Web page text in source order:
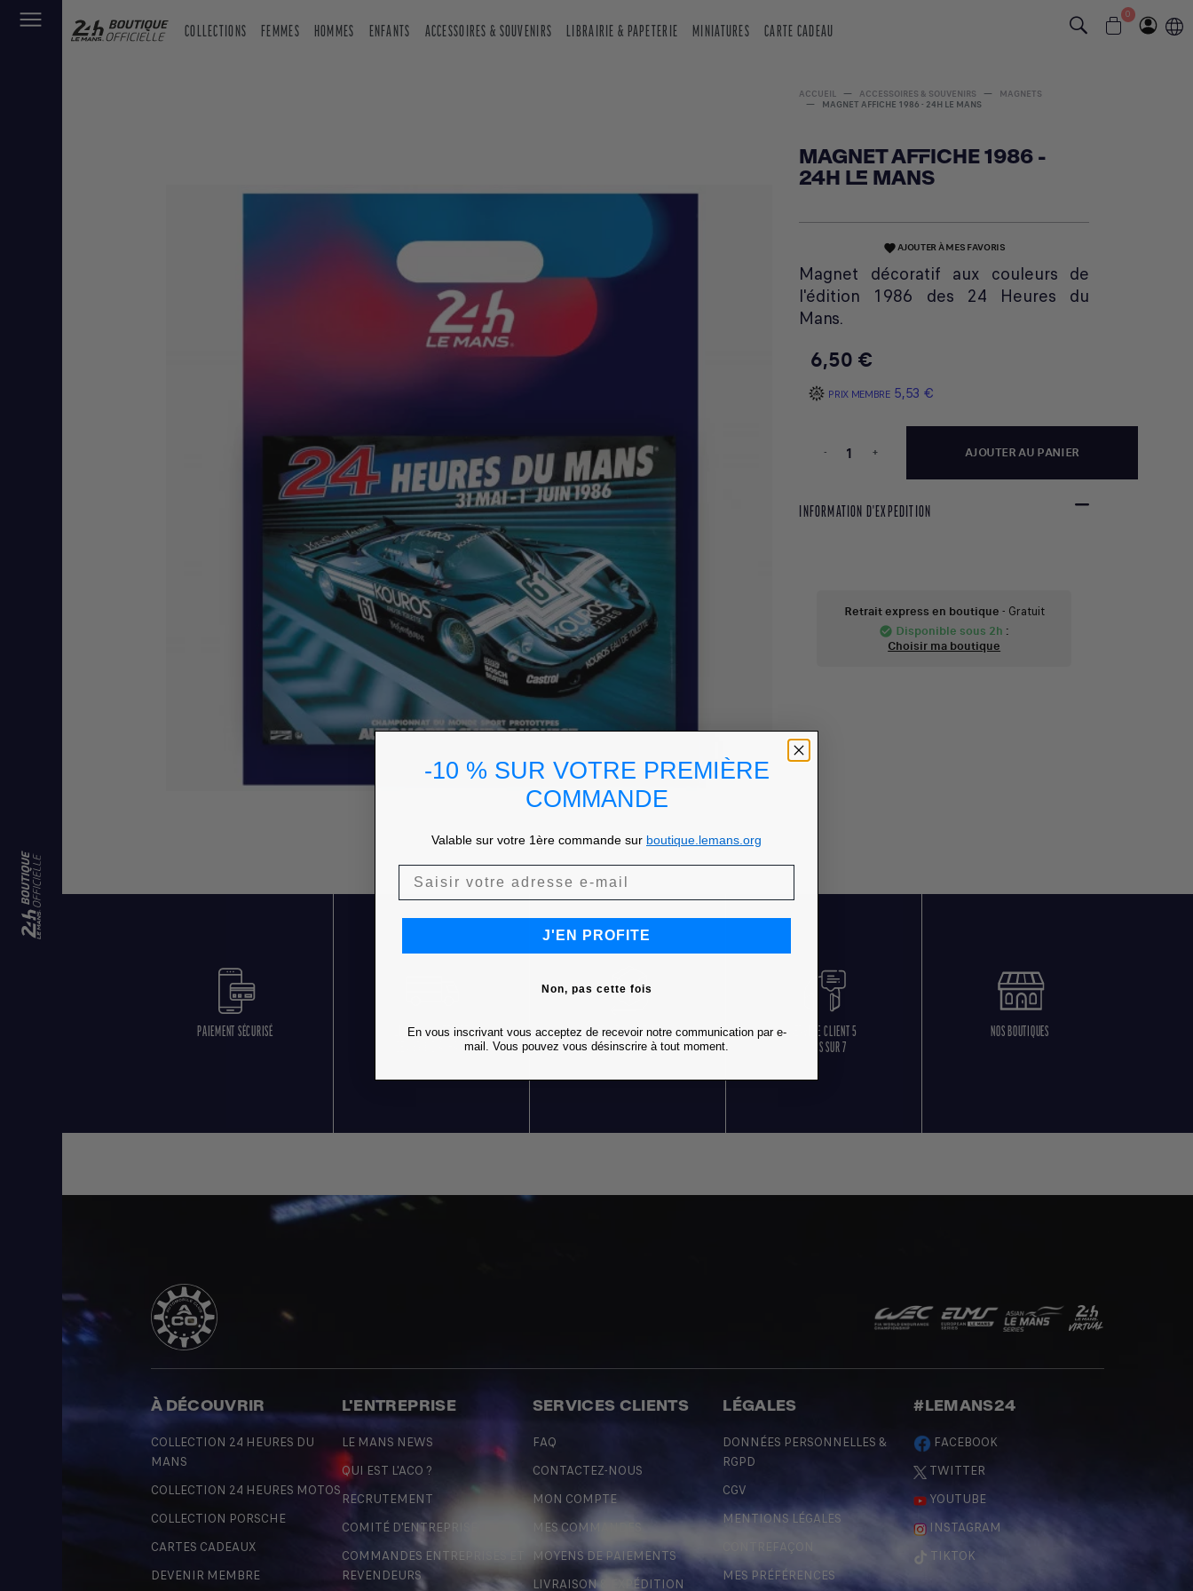
COLLECTIONS FEMMES HOMMES ENFANTS ACCESSOIRES & SOUVENIRS LIBRAIRIE & PAPETERIE MINIATURES CARTE CADEAU
0
ACCUEIL ACCESSOIRES & SOUVENIRS
MAGNETS
MAGNET AFFICHE 1986 - 24H LE MANS
MAGNET AFFICHE 1986 -
24H LE MANS
favoriteAJOUTER À MES FAVORIS
Magnet décoratif aux couleurs de
l'édition 1986 des 24 Heures du
Mans.
6,50 €
PRIX MEMBRE 5,53 €
- + AJOUTER AU PANIER
INFORMATION D'EXPEDITION
Retrait express en boutique - Gratuit
check_circle Disponible sous 2h :
Choisir ma boutique
PAIEMENT SÉCURISÉ
LIVRAISON OFFERTE
DÈS 85 € D'ACHATS
RETOURS GRATUITS
SERVICE CLIENT 5
JOURS SUR 7
NOS BOUTIQUES
À DÉCOUVRIR
COLLECTION 24 HEURES DU
MANS
COLLECTION 24 HEURES MOTOS
COLLECTION PORSCHE
CARTES CADEAUX
DEVENIR MEMBRE
L'ENTREPRISE
LE MANS NEWS
QUI EST L'ACO ?
RECRUTEMENT
COMITÉ D'ENTREPRISE
COMMANDES ENTREPRISES ET
REVENDEURS
SERVICES CLIENTS
FAQ
CONTACTEZ-NOUS
MON COMPTE
MES COMMANDES
MOYENS DE PAIEMENTS
LIVRAISON & EXPÉDITION
LÉGALES
DONNÉES PERSONNELLES &
RGPD
CGV
MENTIONS LÉGALES
CONTREFAÇON
MES PRÉFÉRENCES
#LEMANS24
FACEBOOK
TWITTER
YOUTUBE
INSTAGRAM
TIKTOK
-10 % SUR VOTRE PREMIÈRE
COMMANDE
Valable sur votre 1ère commande sur boutique.lemans.org
J'EN PROFITE
Non, pas cette fois
En vous inscrivant vous acceptez de recevoir notre communication par e-
mail. Vous pouvez vous désinscrire à tout moment.